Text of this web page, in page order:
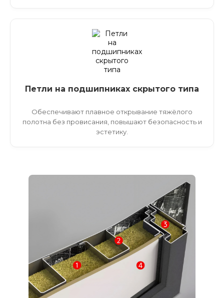
Петли на подшипниках скрытого типа
Обеспечивают плавное открывание тяжёлого
полотна без провисания, повышают безопасность и
эстетику.